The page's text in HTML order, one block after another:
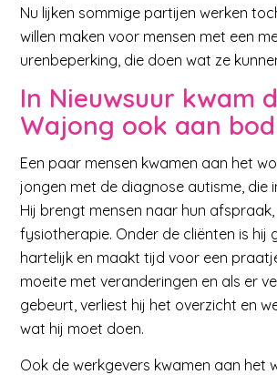
Nu lijken sommige partijen werken
willen maken voor mensen met een
urenbeperking, die doen wat ze
In Nieuwsuur kwam
Wajong ook aan
Een paar mensen kwamen aan het
jongen met de diagnose autisme, die
Hij brengt mensen naar hun afspraak,
fysiotherapie. Onder de cliënten is hij
hartelijk en maakt tijd voor een
moeite met veranderingen en als er
gebeurt, verliest hij het overzicht en
wat hij moet doen.
Ook de werkgevers kwamen aan het